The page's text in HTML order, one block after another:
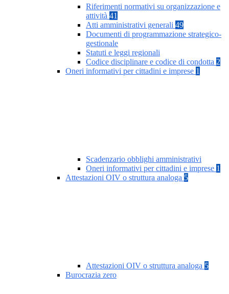
Riferimenti normativi su organizzazione e
attività 41
Atti amministrativi generali 49
Documenti di programmazione strategico-
gestionale
Statuti e leggi regionali
Codice disciplinare e codice di condotta 2
Oneri informativi per cittadini e imprese 1
Scadenzario obblighi amministrativi
Oneri informativi per cittadini e imprese 1
Attestazioni OIV o struttura analoga 5
Attestazioni OIV o struttura analoga 5
Burocrazia zero